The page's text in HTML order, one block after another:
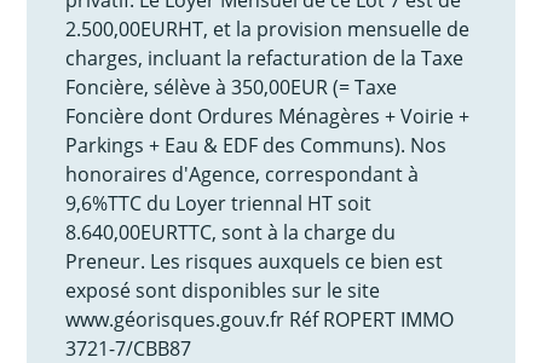
2.500,00EURHT, et la provision mensuelle de
charges, incluant la refacturation de la Taxe
Foncière, sélève à 350,00EUR (= Taxe
Foncière dont Ordures Ménagères + Voirie +
Parkings + Eau & EDF des Communs). Nos
honoraires d'Agence, correspondant à
9,6%TTC du Loyer triennal HT soit
8.640,00EURTTC, sont à la charge du
Preneur. Les risques auxquels ce bien est
exposé sont disponibles sur le site
www.géorisques.gouv.fr Réf ROPERT IMMO
3721-7/CBB87